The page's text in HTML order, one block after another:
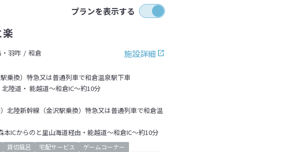
プランを表示する
施設詳細
羽咋
和倉
乗換）特急又は普通列車で和倉温泉駅下車
陸道・ 能越道～和倉IC～約10分
北陸新幹線（金沢駅乗換）特急又は普通列車で和倉温
ICからのと里山海道経由・能越道～和倉IC～約10分
貸切風呂 宅配サービス
ゲームコーナー